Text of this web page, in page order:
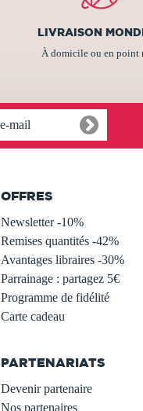
LIVRAISON
À domicile ou en point
OFFRES
Newsletter -10%
Remises quantités -42%
Avantages libraires -30%
Parrainage : partagez 5€
Programme de fidélité
Carte cadeau
PARTENARIATS
Devenir partenaire
Nos partenaires